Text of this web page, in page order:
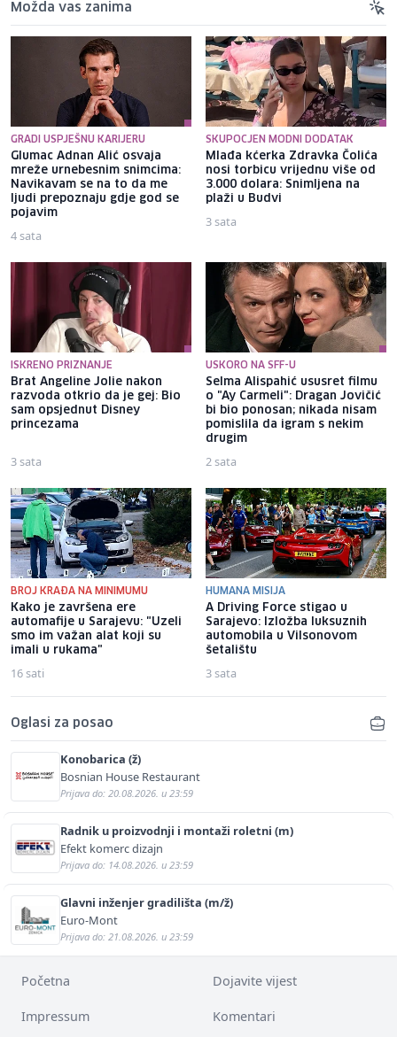
Možda vas zanima
GRADI USPJEŠNU KARIJERU
Glumac Adnan Alić osvaja
mreže urnebesnim snimcima:
Navikavam se na to da me
ljudi prepoznaju gdje god se
pojavim
4 sata
SKUPOCJEN MODNI DODATAK
Mlađa kćerka Zdravka Čolića
nosi torbicu vrijednu više od
3.000 dolara: Snimljena na
plaži u Budvi
3 sata
ISKRENO PRIZNANJE
Brat Angeline Jolie nakon
razvoda otkrio da je gej: Bio
sam opsjednut Disney
princezama
3 sata
USKORO NA SFF-U
Selma Alispahić ususret filmu
o "Ay Carmeli": Dragan Jovičić
bi bio ponosan; nikada nisam
pomislila da igram s nekim
drugim
2 sata
BROJ KRAĐA NA MINIMUMU
Kako je završena ere
automafije u Sarajevu: "Uzeli
smo im važan alat koji su
imali u rukama"
16 sati
HUMANA MISIJA
A Driving Force stigao u
Sarajevo: Izložba luksuznih
automobila u Vilsonovom
šetalištu
3 sata
Oglasi za posao
Konobarica (ž)
Bosnian House Restaurant
Prijava do: 20.08.2026. u 23:59
Radnik u proizvodnji i montaži roletni (m)
Efekt komerc dizajn
Prijava do: 14.08.2026. u 23:59
Glavni inženjer gradilišta (m/ž)
Euro-Mont
Prijava do: 21.08.2026. u 23:59
Početna Dojavite vijest
Impressum Komentari